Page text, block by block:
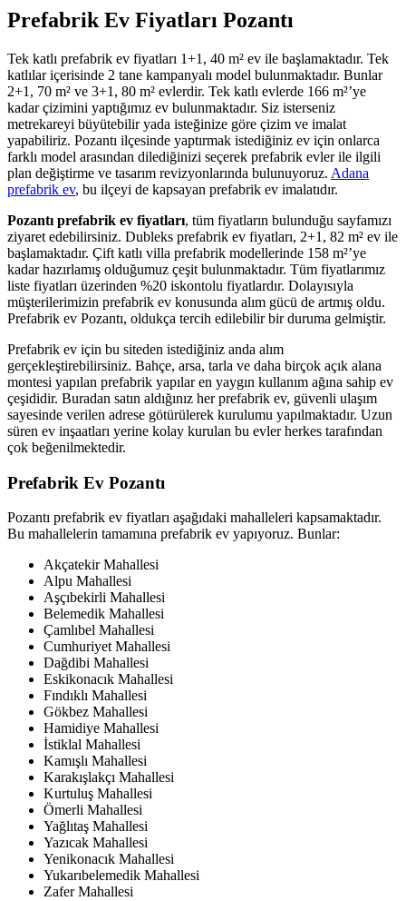
Prefabrik Ev Fiyatları Pozantı
Tek katlı prefabrik ev fiyatları 1+1, 40 m² ev ile başlamaktadır. Tek
katlılar içerisinde 2 tane kampanyalı model bulunmaktadır. Bunlar
2+1, 70 m² ve 3+1, 80 m² evlerdir. Tek katlı evlerde 166 m²’ye
kadar çizimini yaptığımız ev bulunmaktadır. Siz isterseniz
metrekareyi büyütebilir yada isteğinize göre çizim ve imalat
yapabiliriz. Pozantı ilçesinde yaptırmak istediğiniz ev için onlarca
farklı model arasından dilediğinizi seçerek prefabrik evler ile ilgili
plan değiştirme ve tasarım revizyonlarında bulunuyoruz. Adana
prefabrik ev, bu ilçeyi de kapsayan prefabrik ev imalatıdır.
Pozantı prefabrik ev fiyatları, tüm fiyatların bulunduğu sayfamızı
ziyaret edebilirsiniz. Dubleks prefabrik ev fiyatları, 2+1, 82 m² ev ile
başlamaktadır. Çift katlı villa prefabrik modellerinde 158 m²’ye
kadar hazırlamış olduğumuz çeşit bulunmaktadır. Tüm fiyatlarımız
liste fiyatları üzerinden %20 iskontolu fiyatlardır. Dolayısıyla
müşterilerimizin prefabrik ev konusunda alım gücü de artmış oldu.
Prefabrik ev Pozantı, oldukça tercih edilebilir bir duruma gelmiştir.
Prefabrik ev için bu siteden istediğiniz anda alım
gerçekleştirebilirsiniz. Bahçe, arsa, tarla ve daha birçok açık alana
montesi yapılan prefabrik yapılar en yaygın kullanım ağına sahip ev
çeşididir. Buradan satın aldığınız her prefabrik ev, güvenli ulaşım
sayesinde verilen adrese götürülerek kurulumu yapılmaktadır. Uzun
süren ev inşaatları yerine kolay kurulan bu evler herkes tarafından
çok beğenilmektedir.
Prefabrik Ev Pozantı
Pozantı prefabrik ev fiyatları aşağıdaki mahalleleri kapsamaktadır.
Bu mahallelerin tamamına prefabrik ev yapıyoruz. Bunlar:
Akçatekir Mahallesi
Alpu Mahallesi
Aşçıbekirli Mahallesi
Belemedik Mahallesi
Çamlıbel Mahallesi
Cumhuriyet Mahallesi
Dağdibi Mahallesi
Eskikonacık Mahallesi
Fındıklı Mahallesi
Gökbez Mahallesi
Hamidiye Mahallesi
İstiklal Mahallesi
Kamışlı Mahallesi
Karakışlakçı Mahallesi
Kurtuluş Mahallesi
Ömerli Mahallesi
Yağlıtaş Mahallesi
Yazıcak Mahallesi
Yenikonacık Mahallesi
Yukarıbelemedik Mahallesi
Zafer Mahallesi